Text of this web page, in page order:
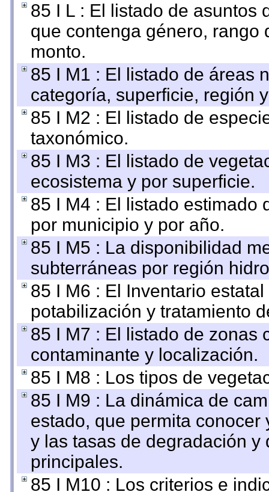
85 I L : El listado de asuntos
que contenga género, rango
monto.
85 I M1 : El listado de áreas
categoría, superficie, región
85 I M2 : El listado de
taxonómico.
85 I M3 : El listado de
ecosistema y por superficie.
85 I M4 : El listado estimado
por municipio y por año.
85 I M5 : La disponibilidad
subterráneas por región
85 I M6 : El Inventario
potabilización y tratamiento
85 I M7 : El listado de zonas
contaminante y localización.
85 I M8 : Los tipos de
85 I M9 : La dinámica de
estado, que permita
y las tasas de degradación
principales.
85 I M10 : Los criterios e